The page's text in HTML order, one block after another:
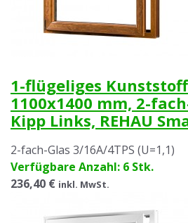
1-flügeliges
1100x1400 mm, 2-
Kipp Links, REHAU
2-fach-Glas 3/16A/4TPS (U=1,1)
Verfügbare Anzahl: 6 Stk.
236,40 € inkl. MwSt.